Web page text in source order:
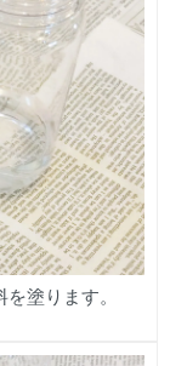
塗ります。